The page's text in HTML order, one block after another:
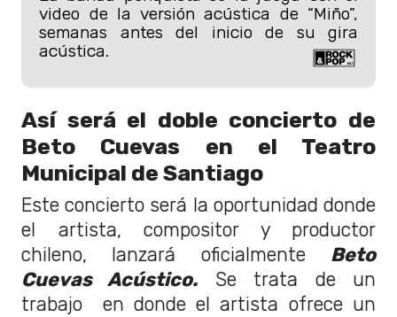
video de la versión acústica de “Miño”,
semanas antes del inicio de su gira
acústica.
Así será el doble concierto de
Beto Cuevas en el Teatro
Municipal de Santiago
Este concierto será la oportunidad donde
el artista, compositor y productor
chileno, lanzará oficialmente Beto
Cuevas Acústico. Se trata de un
trabajo en donde el artista ofrece un